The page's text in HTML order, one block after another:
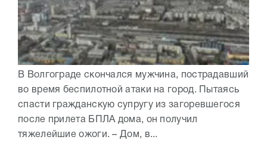
В Волгограде скончался мужчина, пострадавший
во время беспилотной атаки на город. Пытаясь
спасти гражданскую супругу из загоревшегося
после прилета БПЛА дома, он получил
тяжелейшие ожоги. – Дом, в...